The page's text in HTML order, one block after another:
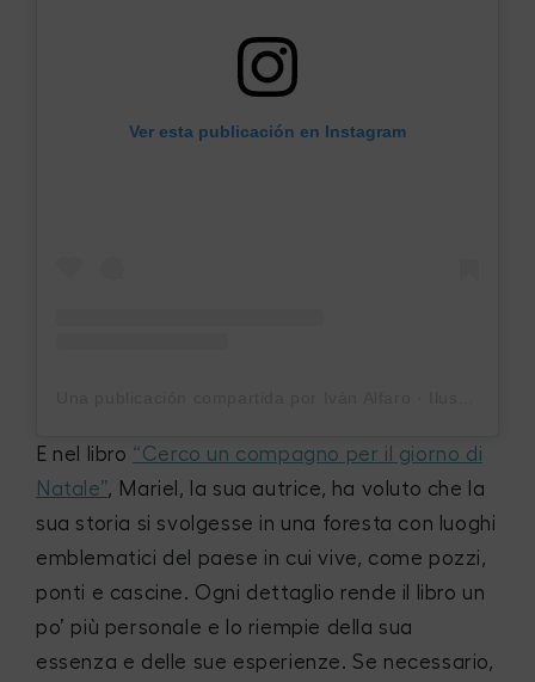
Ver esta publicación en Instagram
E nel libro “Cerco un compagno per il giorno di
Natale”, Mariel, la sua autrice, ha voluto che la
sua storia si svolgesse in una foresta con luoghi
emblematici del paese in cui vive, come pozzi,
ponti e cascine. Ogni dettaglio rende il libro un
po’ più personale e lo riempie della sua
essenza e delle sue esperienze. Se necessario,